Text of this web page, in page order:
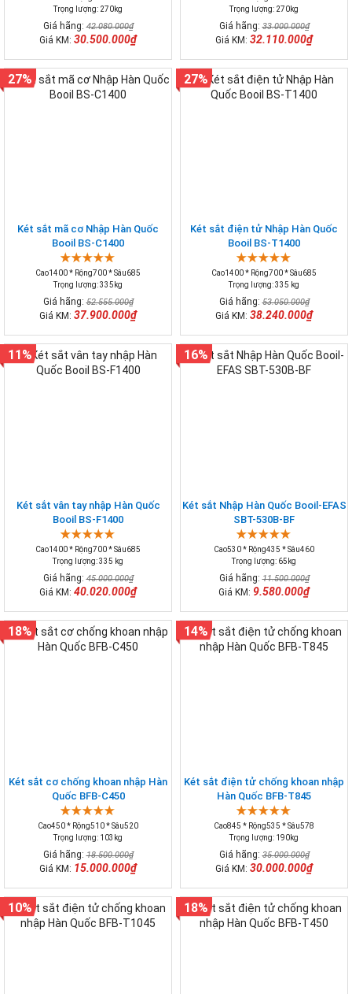
Trọng lượng: 270kg
Giá hãng:42.080.000₫
Giá KM: 30.500.000₫
Trọng lượng: 270kg
Giá hãng:33.000.000₫
Giá KM: 32.110.000₫
Két sắt mã cơ Nhập Hàn Quốc
Booil BS-C1400
Cao1400 * Rộng700 * Sâu685
Trọng lượng: 335kg
Giá hãng:52.555.000₫
Giá KM: 37.900.000₫
27%
Két sắt điện tử Nhập Hàn Quốc
Booil BS-T1400
Cao1400 * Rộng700 * Sâu685
Trọng lượng: 335 kg
Giá hãng:53.050.000₫
Giá KM: 38.240.000₫
27%
Két sắt vân tay nhập Hàn Quốc
Booil BS-F1400
Cao1400 * Rộng700 * Sâu685
Trọng lượng: 335 kg
Giá hãng:45.000.000₫
Giá KM: 40.020.000₫
11%
Két sắt Nhập Hàn Quốc Booil-EFAS
SBT-530B-BF
Cao530 * Rộng435 * Sâu460
Trọng lượng: 65kg
Giá hãng:11.500.000₫
Giá KM: 9.580.000₫
16%
Két sắt cơ chống khoan nhập Hàn
Quốc BFB-C450
Cao450 * Rộng510 * Sâu520
Trọng lượng: 103kg
Giá hãng:18.500.000₫
Giá KM: 15.000.000₫
18%
Két sắt điện tử chống khoan nhập
Hàn Quốc BFB-T845
Cao845 * Rộng535 * Sâu578
Trọng lượng: 190kg
Giá hãng:35.000.000₫
Giá KM: 30.000.000₫
14%
10% 18%